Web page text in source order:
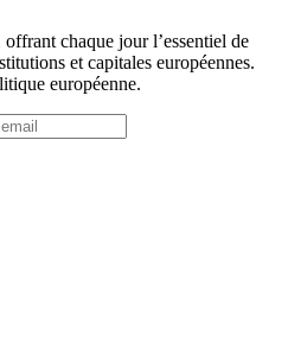
chaque jour l’essentiel de
et capitales européennes.
européenne.